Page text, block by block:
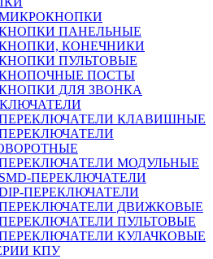
МИКРОКНОПКИ
КНОПКИ ПАНЕЛЬНЫЕ
КНОПКИ, КОНЕЧНИКИ
КНОПКИ ПУЛЬТОВЫЕ
КНОПОЧНЫЕ ПОСТЫ
КНОПКИ ДЛЯ ЗВОНКА
ПЕРЕКЛЮЧАТЕЛИ КЛАВИШНЫЕ
ПЕРЕКЛЮЧАТЕЛИ
ПЕРЕКЛЮЧАТЕЛИ МОДУЛЬНЫЕ
ПЕРЕКЛЮЧАТЕЛИ
DIP-ПЕРЕКЛЮЧАТЕЛИ
ПЕРЕКЛЮЧАТЕЛИ ДВИЖКОВЫЕ
ПЕРЕКЛЮЧАТЕЛИ ПУЛЬТОВЫЕ
ПЕРЕКЛЮЧАТЕЛИ КУЛАЧКОВЫЕ
КПУ